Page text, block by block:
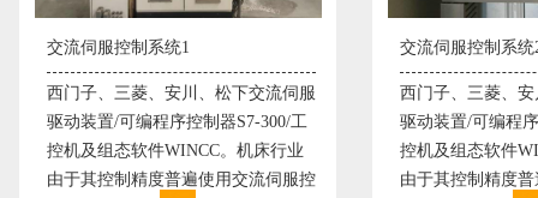
伺服控制系统1
子、三菱、安川、松下交流伺服
装置/可编程序控制器S7-300/工
及组态软件WINCC。机床行业
其控制精度普遍使用交流伺服控
交流伺服控制系统2
西门子、三菱、安川、松
驱动装置/可编程序控制器
控机及组态软件WINCC。
由于其控制精度普遍使用